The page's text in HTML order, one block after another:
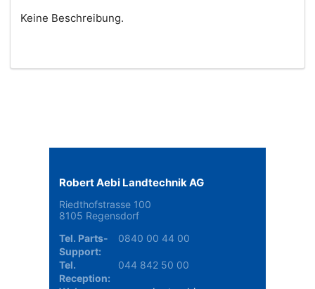
Keine Beschreibung.
Robert Aebi Landtechnik AG
Riedthofstrasse 100
8105 Regensdorf
Tel. Parts-
Support:
0840 00 44 00
Tel.
Reception:
044 842 50 00